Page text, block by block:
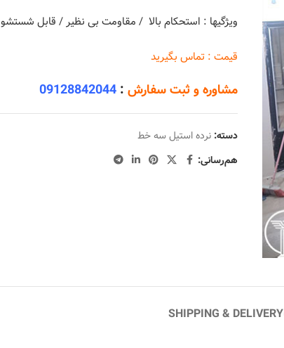
ویژگیها : استحکام بالا / مقاومت بی نظیر / قابل شستشو
قیمت : تماس بگیرید
مشاوره و ثبت سفارش:
09128842044
دسته: نرده استیل سه خط
هم‌رسانی:
SHIPPING & DELIVERY